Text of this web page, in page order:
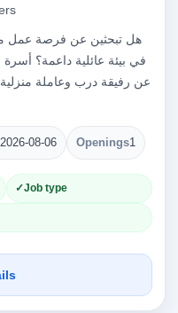
في بيئة عائلية داعمة؟
عن رفيقة درب وعاملة
2026-08-06 Openings1
Job type